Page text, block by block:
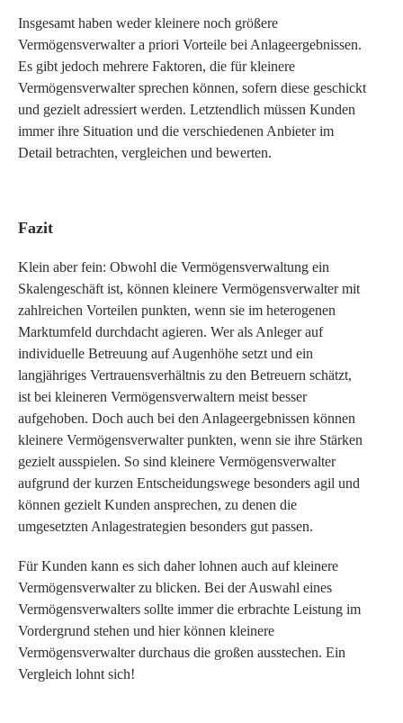
Insgesamt haben weder kleinere noch größere
Vermögensverwalter a priori Vorteile bei Anlageergebnissen.
Es gibt jedoch mehrere Faktoren, die für kleinere
Vermögensverwalter sprechen können, sofern diese geschickt
und gezielt adressiert werden. Letztendlich müssen Kunden
immer ihre Situation und die verschiedenen Anbieter im
Detail betrachten, vergleichen und bewerten.
Fazit
Klein aber fein: Obwohl die Vermögensverwaltung ein
Skalengeschäft ist, können kleinere Vermögensverwalter mit
zahlreichen Vorteilen punkten, wenn sie im heterogenen
Marktumfeld durchdacht agieren. Wer als Anleger auf
individuelle Betreuung auf Augenhöhe setzt und ein
langjähriges Vertrauensverhältnis zu den Betreuern schätzt,
ist bei kleineren Vermögensverwaltern meist besser
aufgehoben. Doch auch bei den Anlageergebnissen können
kleinere Vermögensverwalter punkten, wenn sie ihre Stärken
gezielt ausspielen. So sind kleinere Vermögensverwalter
aufgrund der kurzen Entscheidungswege besonders agil und
können gezielt Kunden ansprechen, zu denen die
umgesetzten Anlagestrategien besonders gut passen.
Für Kunden kann es sich daher lohnen auch auf kleinere
Vermögensverwalter zu blicken. Bei der Auswahl eines
Vermögensverwalters sollte immer die erbrachte Leistung im
Vordergrund stehen und hier können kleinere
Vermögensverwalter durchaus die großen ausstechen. Ein
Vergleich lohnt sich!